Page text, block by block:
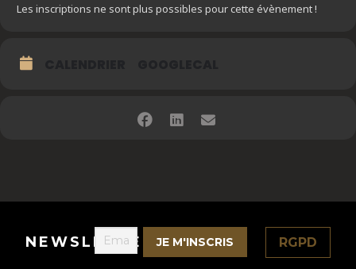
Les inscriptions ne sont plus possibles pour cette évènement !
NEWSLETTER RGPD